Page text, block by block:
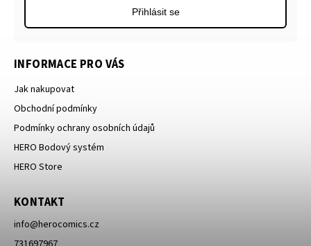
INFORMACE PRO VÁS
Jak nakupovat
Obchodní podmínky
Podmínky ochrany osobních údajů
HERO Bodový systém
HERO Store
KONTAKT
info@herocomics.cz
Přihlásit se